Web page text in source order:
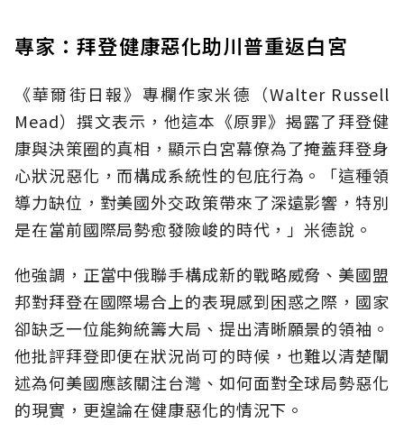
專家：拜登健康惡化助川普重返白宮
《華爾街日報》專欄作家米德（Walter Russell
Mead）撰文表示，他這本《原罪》揭露了拜登健
康與決策圈的真相，顯示白宮幕僚為了掩蓋拜登身
心狀況惡化，而構成系統性的包庇行為。「這種領
導力缺位，對美國外交政策帶來了深遠影響，特別
是在當前國際局勢愈發險峻的時代，」米德說。
他強調，正當中俄聯手構成新的戰略威脅、美國盟
邦對拜登在國際場合上的表現感到困惑之際，國家
卻缺乏一位能夠統籌大局、提出清晰願景的領袖。
他批評拜登即便在狀況尚可的時候，也難以清楚闡
述為何美國應該關注台灣、如何面對全球局勢惡化
的現實，更遑論在健康惡化的情況下。